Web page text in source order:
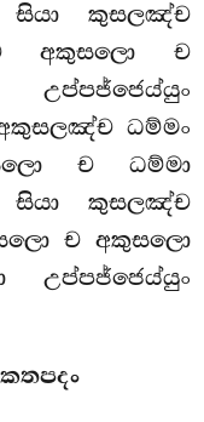
සියා කුසලඤ්ච
අකුසලො ච
ධම්මං
ච ධම්මා
සියා කුසලඤ්ච
ච අකුසලො